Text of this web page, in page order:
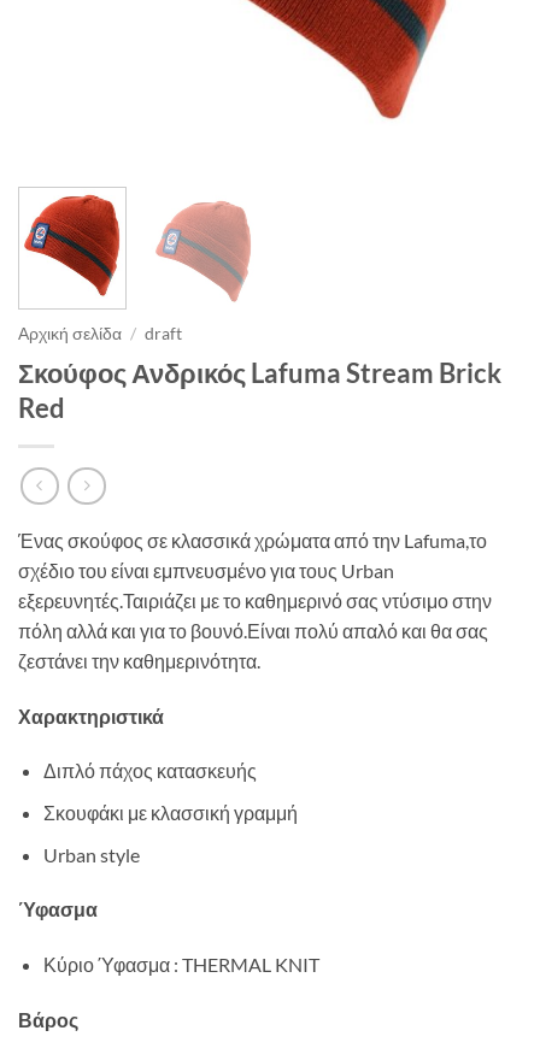
Αρχική σελίδα / draft
Σκούφος Ανδρικός Lafuma Stream Brick
Red
Ένας σκούφος σε κλασσικά χρώματα από την Lafuma,το
σχέδιο του είναι εμπνευσμένο για τους Urban
εξερευνητές.Ταιριάζει με το καθημερινό σας ντύσιμο στην
πόλη αλλά και για το βουνό.Είναι πολύ απαλό και θα σας
ζεστάνει την καθημερινότητα.
Χαρακτηριστικά
Διπλό πάχος κατασκευής
Σκουφάκι με κλασσική γραμμή
Urban style
Ύφασμα
Κύριο Ύφασμα : THERMAL KNIT
Βάρος